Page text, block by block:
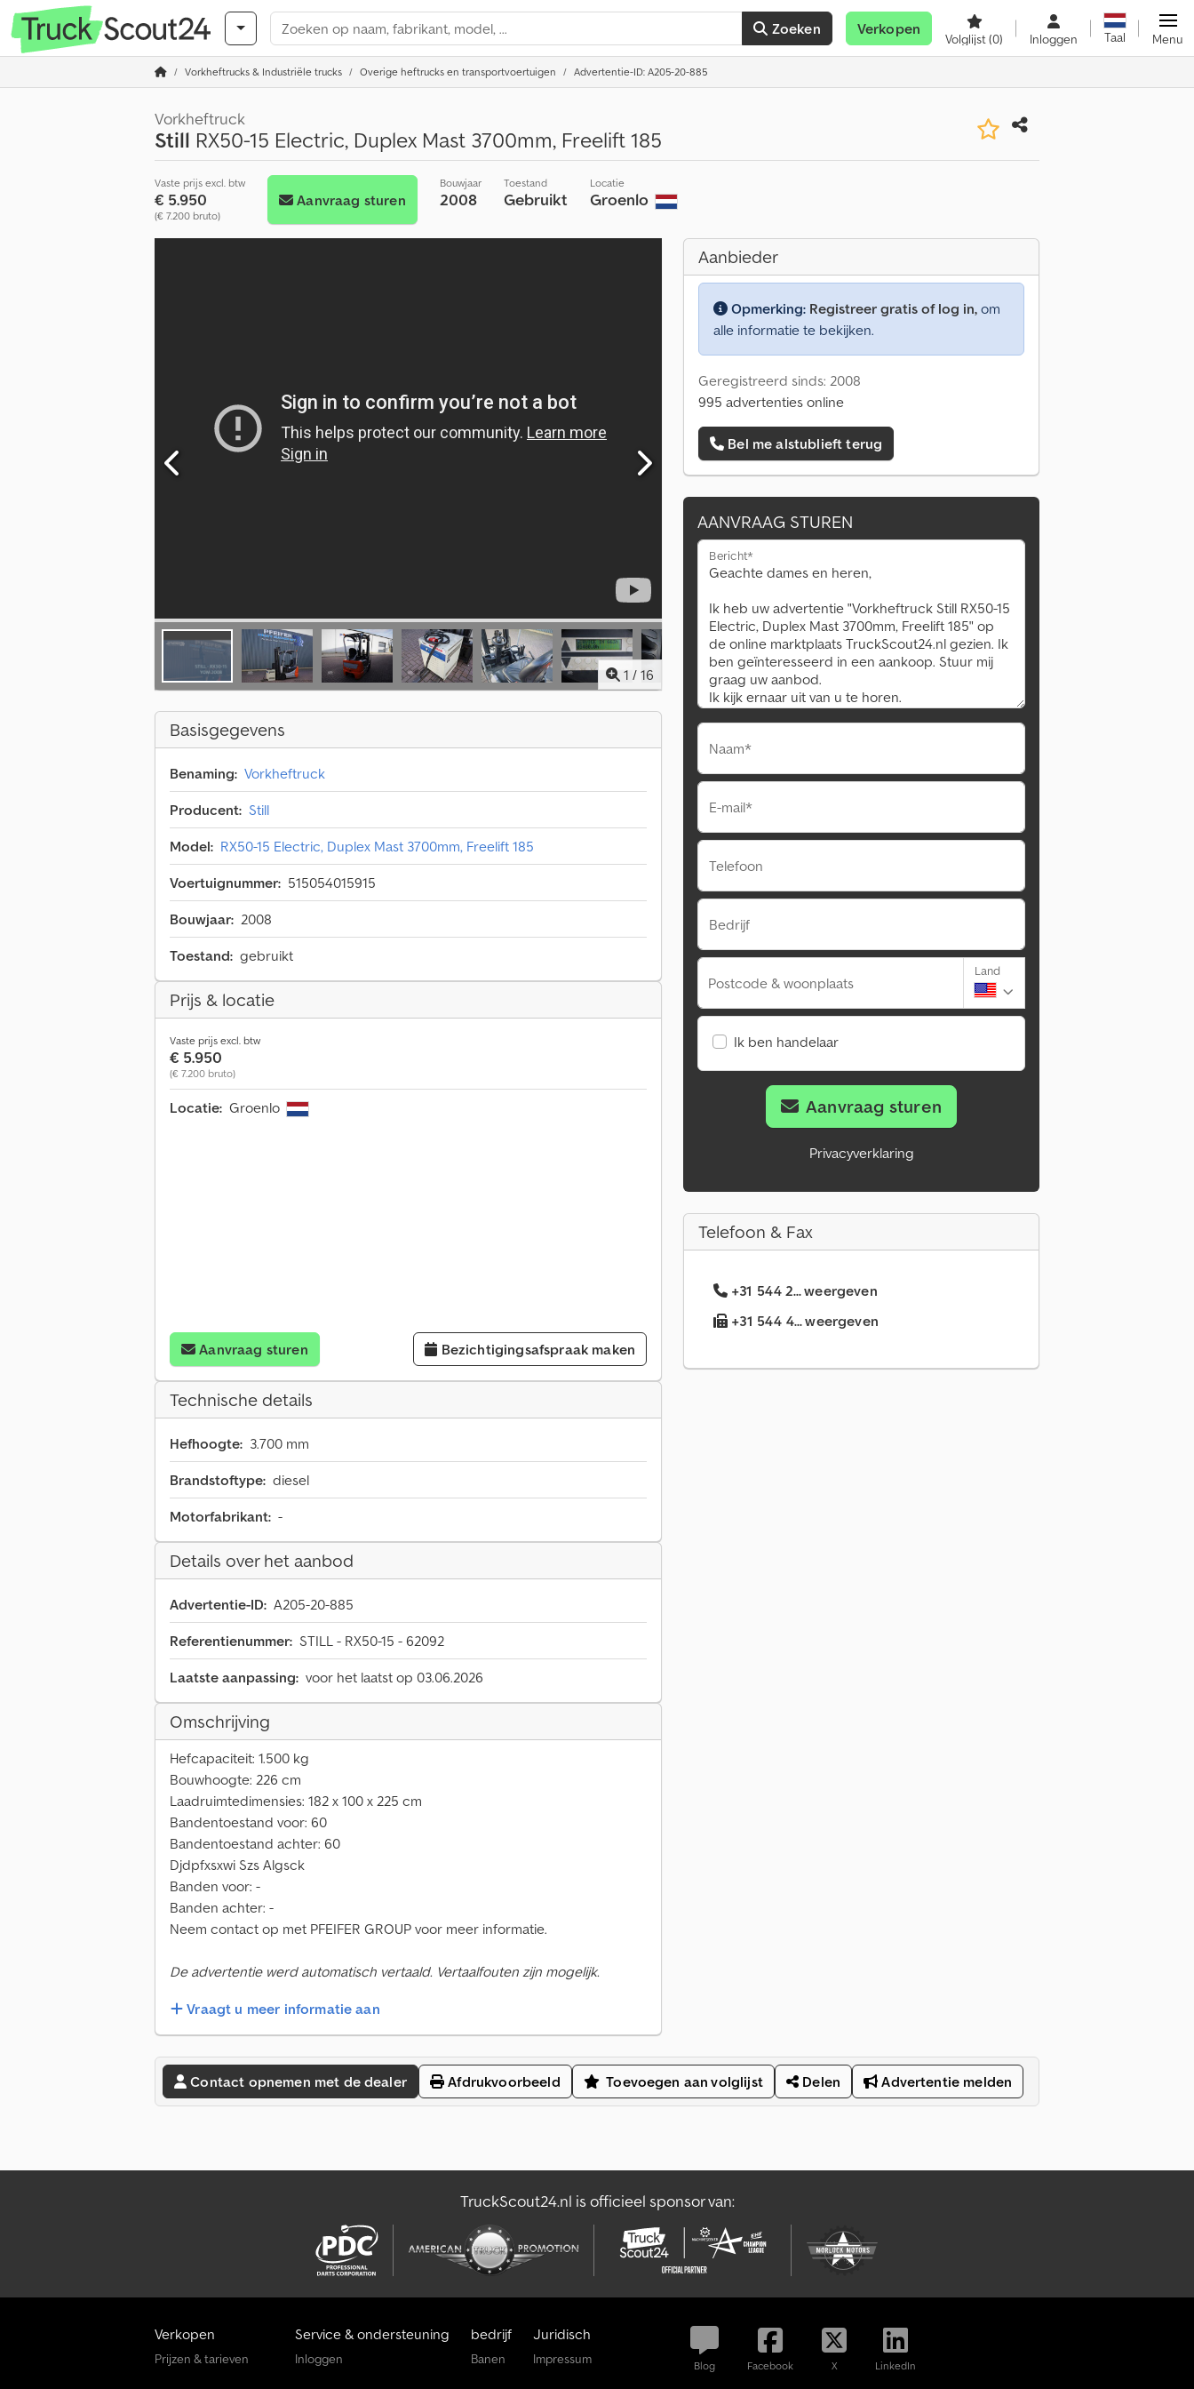
Zoeken Verkopen
Volglijst(0) Inloggen Taal Menu
Vorkheftrucks & Industriële trucks Overige heftrucks en transportvoertuigen Advertentie-ID: A205-20-885
Vorkheftruck
Still RX50-15 Electric, Duplex Mast 3700mm, Freelift 185
Vaste prijs excl. btw
€ 5.950
(€ 7.200 bruto)
Aanvraag sturen
Bouwjaar
2008
Toestand
Gebruikt
Locatie
Groenlo
1 / 16
Basisgegevens
Benaming: Vorkheftruck
Producent: Still
Model: RX50-15 Electric, Duplex Mast 3700mm, Freelift 185
Voertuignummer: 515054015915
Bouwjaar: 2008
Toestand: gebruikt
Prijs & locatie
Vaste prijs excl. btw
€ 5.950
(€ 7.200 bruto)
Locatie: Groenlo
Aanvraag sturen Bezichtigingsafspraak maken
Technische details
Hefhoogte: 3.700 mm
Brandstoftype: diesel
Motorfabrikant: -
Details over het aanbod
Advertentie-ID: A205-20-885
Referentienummer: STILL - RX50-15 - 62092
Laatste aanpassing: voor het laatst op 03.06.2026
Omschrijving
Hefcapaciteit: 1.500 kg
Bouwhoogte: 226 cm
Laadruimtedimensies: 182 x 100 x 225 cm
Bandentoestand voor: 60
Bandentoestand achter: 60
Djdpfxsxwi Szs Algsck
Banden voor: -
Banden achter: -
Neem contact op met PFEIFER GROUP voor meer informatie.
De advertentie werd automatisch vertaald. Vertaalfouten zijn mogelijk.
Vraagt u meer informatie aan
Aanbieder
Opmerking: Registreer gratis of log in, om
alle informatie te bekijken.
Geregistreerd sinds: 2008
995 advertenties online
Bel me alstublieft terug
AANVRAAG STUREN
Bericht*
Naam*
E-mail*
Telefoon
Bedrijf
Postcode & woonplaats
Land
Ik ben handelaar
Aanvraag sturen
Privacyverklaring
Telefoon & Fax
+31 544 2... weergeven
+31 544 4... weergeven
Contact opnemen met de dealer Afdrukvoorbeeld Toevoegen aan volglijst Delen Advertentie melden
TruckScout24.nl is officieel sponsor van:
Verkopen
Prijzen & tarieven
Service & ondersteuning
Inloggen
bedrijf
Banen
Juridisch
Impressum Blog Facebook X LinkedIn